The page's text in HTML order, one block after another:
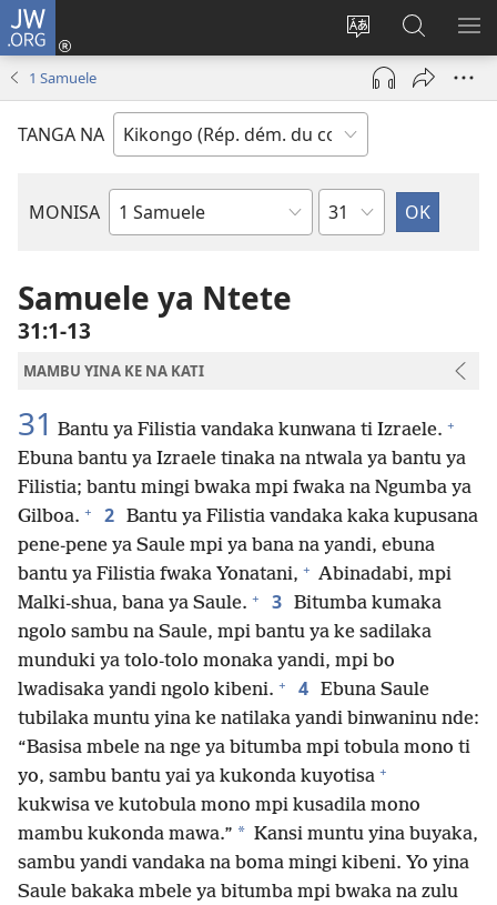
JW.ORG
Soba
ndinga
ya
site
yai
Kukota
(ke
kangula
ya
mpa)
Kusosa
na
JW.ORG
1 Samuele
TANGA NA
MONISA
Mikanda
Biblia
Kapu
Samuele ya Ntete
31:1-13
MAMBU YINA KE NA KATI
31 Bantu ya Filistia vandaka kunwana ti Izraele. +
Ebuna bantu ya Izraele tinaka na ntwala ya bantu ya
Filistia; bantu mingi bwaka mpi fwaka na Ngumba ya
Gilboa. + 2 Bantu ya Filistia vandaka kaka kupusana
pene-pene ya Saule mpi ya bana na yandi, ebuna
bantu ya Filistia fwaka Yonatani, + Abinadabi, mpi
Malki-shua, bana ya Saule. + 3 Bitumba kumaka
ngolo sambu na Saule, mpi bantu ya ke sadilaka
munduki ya tolo-tolo monaka yandi, mpi bo
lwadisaka yandi ngolo kibeni. + 4 Ebuna Saule
tubilaka muntu yina ke natilaka yandi binwaninu nde:
“Basisa mbele na nge ya bitumba mpi tobula mono ti
yo, sambu bantu yai ya kukonda kuyotisa +
kukwisa ve kutobula mono mpi kusadila mono
mambu kukonda mawa.” * Kansi muntu yina buyaka,
sambu yandi vandaka na boma mingi kibeni. Yo yina
Saule bakaka mbele ya bitumba mpi bwaka na zulu